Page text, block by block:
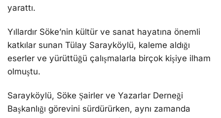
yarattı.
Yıllardır Söke’nin kültür ve sanat hayatına önemli
katkılar sunan Tülay Sarayköylü, kaleme aldığı
eserler ve yürüttüğü çalışmalarla birçok kişiye ilham
olmuştu.
Sarayköylü, Söke Şairler ve Yazarlar Derneği
Başkanlığı görevini sürdürürken, aynı zamanda